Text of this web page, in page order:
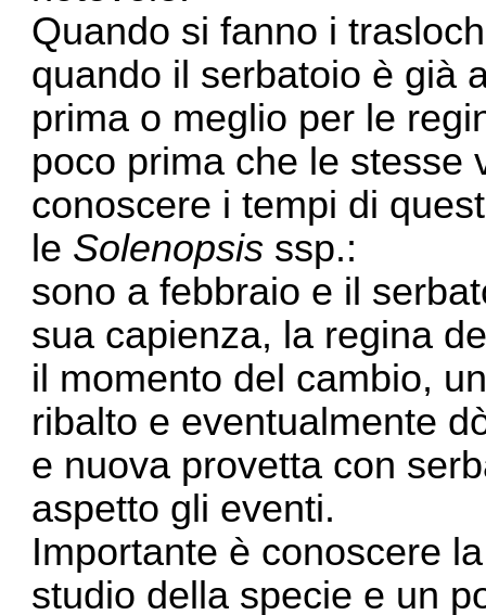
Quando si fanno i
quando il serbatoio è già
prima o meglio per le
poco prima che le stesse
conoscere i tempi di
le Solenopsis ssp.:
sono a febbraio e il
sua capienza, la regina
il momento del cambio,
ribalto e eventualmente
e nuova provetta con
aspetto gli eventi.
Importante è conoscere
studio della specie e un